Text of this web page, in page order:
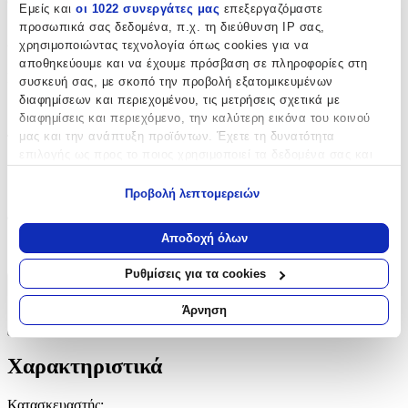
Εμείς και οι 1022 συνεργάτες μας επεξεργαζόμαστε
προσωπικά σας δεδομένα, π.χ. τη διεύθυνση IP σας,
χρησιμοποιώντας τεχνολογία όπως cookies για να
αποθηκεύουμε και να έχουμε πρόσβαση σε πληροφορίες στη
συσκευή σας, με σκοπό την προβολή εξατομικευμένων
διαφημίσεων και περιεχομένου, τις μετρήσεις σχετικά με
διαφημίσεις και περιεχόμενο, την καλύτερη εικόνα του κοινού
μας και την ανάπτυξη προϊόντων. Έχετε τη δυνατότητα
Να συλλέξουμε πληροφορίες σχετικά με τη γεωγραφική
σας τοποθεσία, οι οποίες μπορεί να είναι ακριβείς σε
απόσταση μερικών μέτρων
Να αναγνωρίσουμε τη συσκευή σας σαρώνοντας ενεργά
για συγκεκριμένα χαρακτηριστικά (δακτυλικό αποτύπωμα)
Μάθετε περισσότερα σχετικά με τον τρόπο επεξεργασίας των
προσωπικών σας δεδομένων και καθορίστε τις προτιμήσεις σας
στηνενότητα “Λεπτομέρειες”
ανακαλέσετε τη συγκατάθεσή σας ανά πάσα στιγμή από τη
Δήλωση Cookies.
Προβολή λεπτομερειών
Αποδοχή όλων
Ρυθμίσεις για τα cookies
Άρνηση
Χαρακτηριστικά
Κατασκευαστής :
Kymi
Τεμάχια:
50
Χαρακτηριστικά
+
Χαρακτηριστικά
Κατασκευαστής: